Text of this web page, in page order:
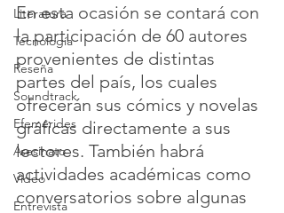
Literatura
Tecnología
Reseña
Soundtrack
Efemérides
Asesinato
Video
Entrevista
En esta ocasión se contará con
la participación de 60 autores
provenientes de distintas
partes del país, los cuales
ofrecerán sus cómics y novelas
gráficas directamente a sus
lectores. También habrá
actividades académicas como
conversatorios sobre algunas